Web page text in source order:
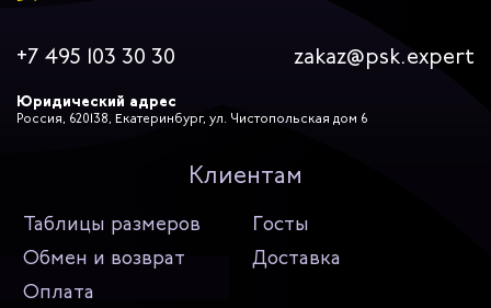
+7 495 103 30 30 zakaz@psk.expert
Юридический адрес
Россия, 620138, Екатеринбург, ул. Чистопольская дом 6
Клиентам
Таблицы размеров
Госты
Обмен и возврат
Доставка
Оплата